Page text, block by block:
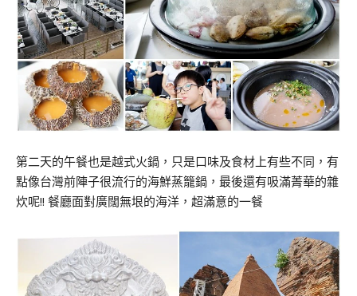
第二天的午餐也是越式火鍋，只是口味及食材上有些不同，有
點像台灣前陣子很流行的海鮮蒸籠鍋，最後還有吸滿菁華的雜
炊呢!! 餐廳面對廣闊無垠的海洋，超滿意的一餐